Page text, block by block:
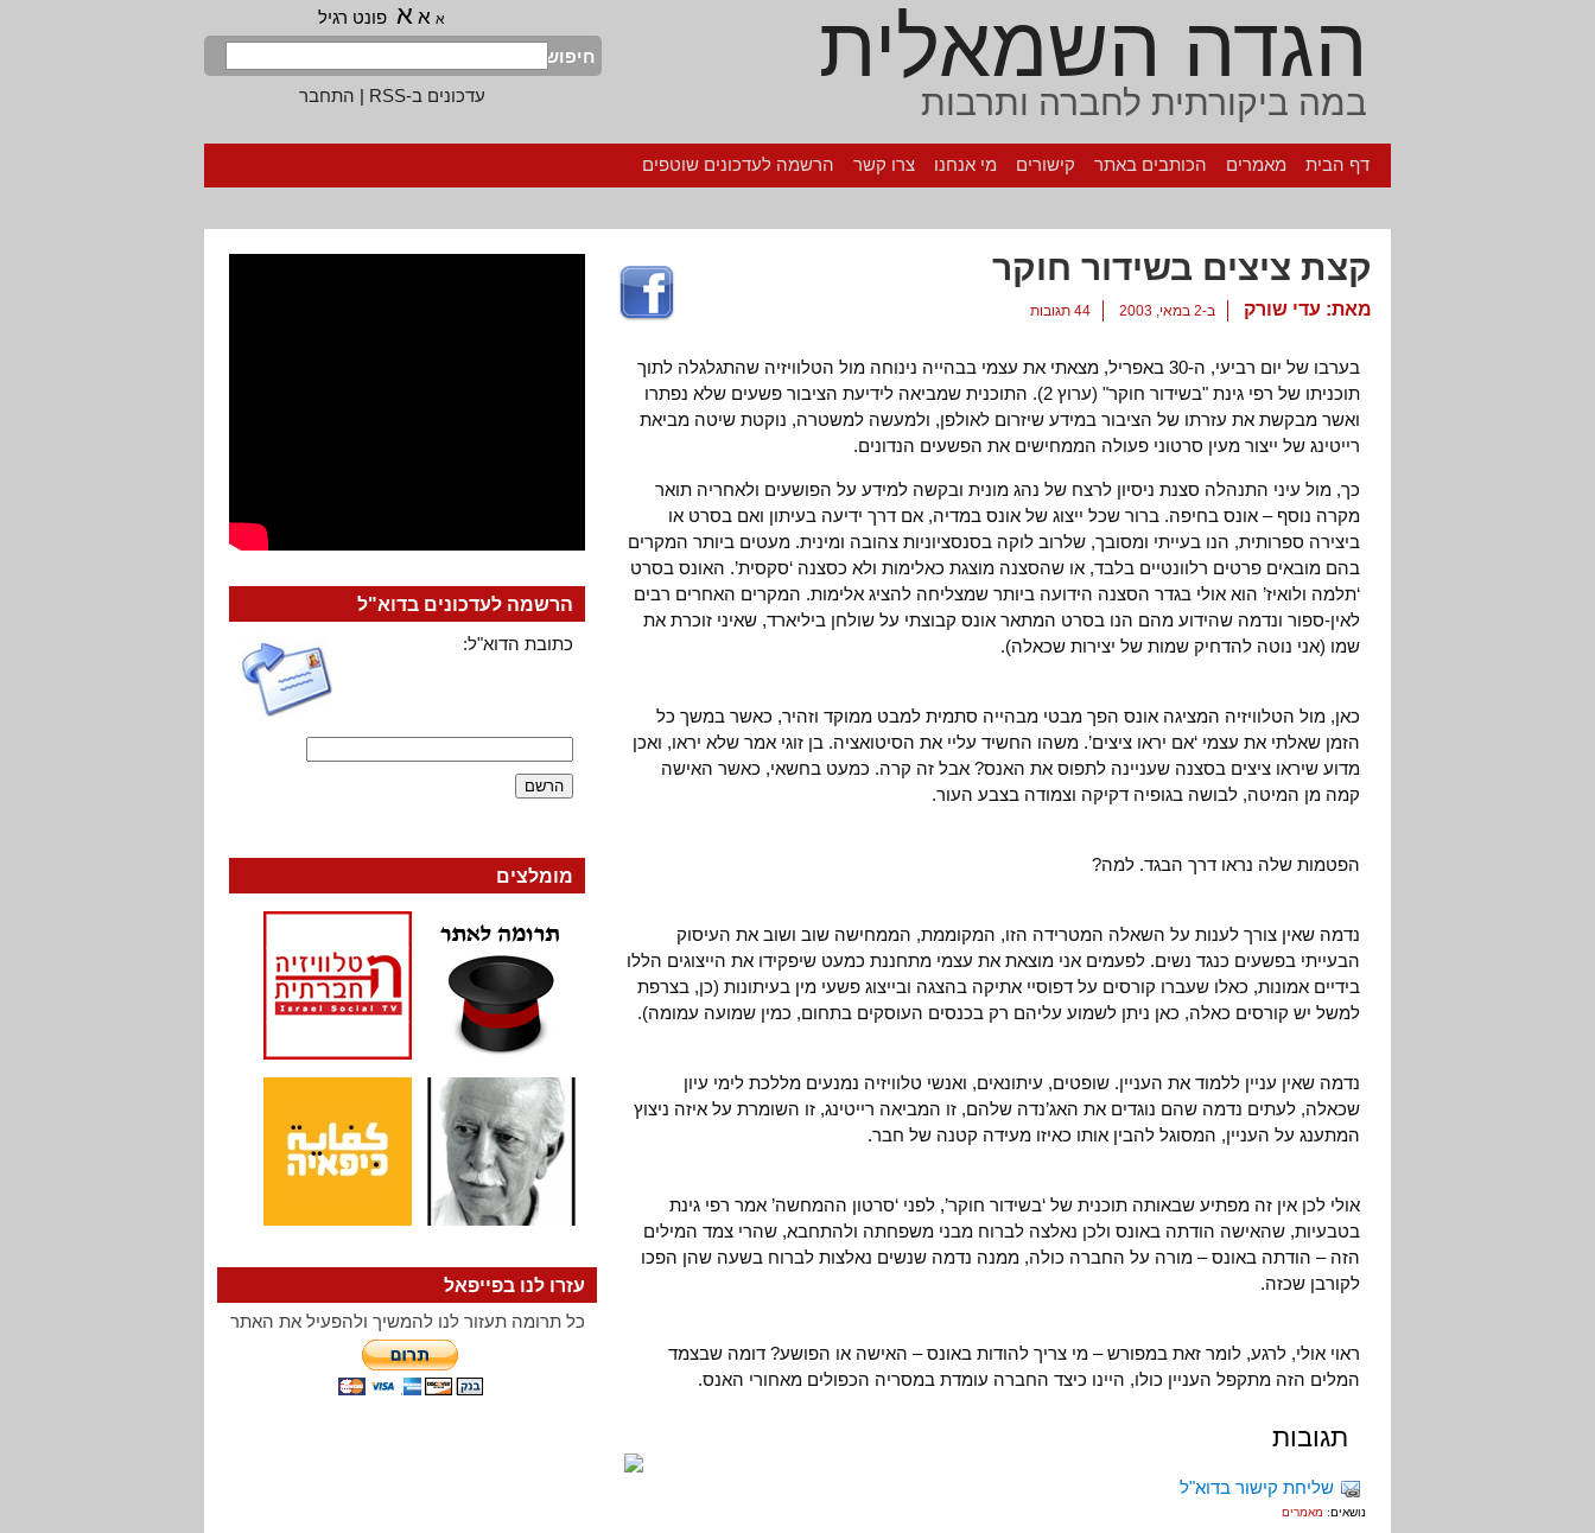
הגדה השמאלית
במה ביקורתית לחברה ותרבות
א א א פונט רגיל
חיפוש
עדכונים ב-RSS
| התחבר
דף הבית מאמרים הכותבים באתר קישורים מי אנחנו צרו קשר הרשמה לעדכונים שוטפים
קצת ציצים בשידור חוקר
מאת: עדי שורק ב-2 במאי, 2003 44 תגובות
בערבו של יום רביעי, ה-30 באפריל, מצאתי את עצמי בבהייה נינוחה מול הטלוויזיה שהתגלגלה לתוך
תוכניתו של רפי גינת "בשידור חוקר" (ערוץ 2). התוכנית שמביאה לידיעת הציבור פשעים שלא נפתרו
ואשר מבקשת את עזרתו של הציבור במידע שיזרום לאולפן, ולמעשה למשטרה, נוקטת שיטה מביאת
רייטינג של ייצור מעין סרטוני פעולה הממחישים את הפשעים הנדונים.
כך, מול עיני התנהלה סצנת ניסיון לרצח של נהג מונית ובקשה למידע על הפושעים ולאחריה תואר
מקרה נוסף – אונס בחיפה. ברור שכל ייצוג של אונס במדיה, אם דרך ידיעה בעיתון ואם בסרט או
ביצירה ספרותית, הנו בעייתי ומסובך, שלרוב לוקה בסנסציוניות צהובה ומינית. מעטים ביותר המקרים
בהם מובאים פרטים רלוונטיים בלבד, או שהסצנה מוצגת כאלימות ולא כסצנה ‘סקסית’. האונס בסרט
‘תלמה ולואיז’ הוא אולי בגדר הסצנה הידועה ביותר שמצליחה להציג אלימות. המקרים האחרים רבים
לאין-ספור ונדמה שהידוע מהם הנו בסרט המתאר אונס קבוצתי על שולחן ביליארד, שאיני זוכרת את
שמו (אני נוטה להדחיק שמות של יצירות שכאלה).
כאן, מול הטלוויזיה המציגה אונס הפך מבטי מבהייה סתמית למבט ממוקד וזהיר, כאשר במשך כל
הזמן שאלתי את עצמי ‘אם יראו ציצים’. משהו החשיד עליי את הסיטואציה. בן זוגי אמר שלא יראו, ואכן
מדוע שיראו ציצים בסצנה שעניינה לתפוס את האנס? אבל זה קרה. כמעט בחשאי, כאשר האישה
קמה מן המיטה, לבושה בגופיה דקיקה וצמודה בצבע העור.
הפטמות שלה נראו דרך הבגד. למה?
נדמה שאין צורך לענות על השאלה המטרידה הזו, המקוממת, הממחישה שוב ושוב את העיסוק
הבעייתי בפשעים כנגד נשים. לפעמים אני מוצאת את עצמי מתחננת כמעט שיפקידו את הייצוגים הללו
בידיים אמונות, כאלו שעברו קורסים על דפוסיי אתיקה בהצגה ובייצוג פשעי מין בעיתונות (כן, בצרפת
למשל יש קורסים כאלה, כאן ניתן לשמוע עליהם רק בכנסים העוסקים בתחום, כמין שמועה עמומה).
נדמה שאין עניין ללמוד את העניין. שופטים, עיתונאים, ואנשי טלוויזיה נמנעים מללכת לימי עיון
שכאלה, לעתים נדמה שהם נוגדים את האג’נדה שלהם, זו המביאה רייטינג, זו השומרת על איזה ניצוץ
המתענג על העניין, המסוגל להבין אותו כאיזו מעידה קטנה של חבר.
אולי לכן אין זה מפתיע שבאותה תוכנית של ‘בשידור חוקר’, לפני ‘סרטון ההמחשה’ אמר רפי גינת
בטבעיות, שהאישה הודתה באונס ולכן נאלצה לברוח מבני משפחתה ולהתחבא, שהרי צמד המילים
הזה – הודתה באונס – מורה על החברה כולה, ממנה נדמה שנשים נאלצות לברוח בשעה שהן הפכו
לקורבן שכזה.
ראוי אולי, לרגע, לומר זאת במפורש – מי צריך להודות באונס – האישה או הפושע? דומה שבצמד
המלים הזה מתקפל העניין כולו, היינו כיצד החברה עומדת במסריה הכפולים מאחורי האנס.
תגובות
שליחת קישור בדוא"ל
נושאים: מאמרים
הרשמה לעדכונים בדוא"ל
כתובת הדוא"ל:
מומלצים
עזרו לנו בפייפאל
כל תרומה תעזור לנו להמשיך ולהפעיל את האתר